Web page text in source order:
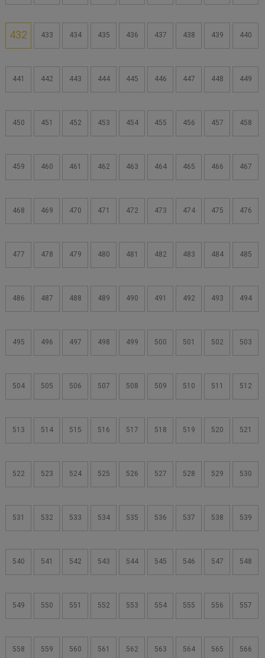
432 433 434 435 436 437 438 439 440
441 442 443 444 445 446 447 448 449
450 451 452 453 454 455 456 457 458
459 460 461 462 463 464 465 466 467
468 469 470 471 472 473 474 475 476
477 478 479 480 481 482 483 484 485
486 487 488 489 490 491 492 493 494
495 496 497 498 499 500 501 502 503
504 505 506 507 508 509 510 511 512
513 514 515 516 517 518 519 520 521
522 523 524 525 526 527 528 529 530
531 532 533 534 535 536 537 538 539
540 541 542 543 544 545 546 547 548
549 550 551 552 553 554 555 556 557
558 559 560 561 562 563 564 565 566